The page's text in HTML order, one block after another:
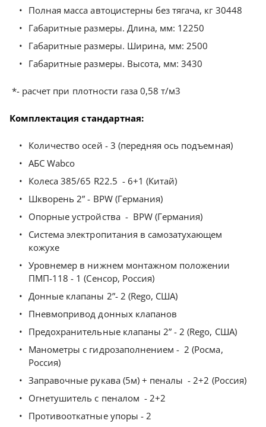
Полная масса автоцистерны без тягача, кг 30448
Габаритные размеры. Длина, мм: 12250
Габаритные размеры. Ширина, мм: 2500
Габаритные размеры. Высота, мм: 3430
*- расчет при плотности газа 0,58 т/м3
Комплектация стандартная:
Количество осей - 3 (передняя ось подъемная)
АБС Wabco
Колеса 385/65 R22.5 - 6+1 (Китай)
Шкворень 2” - BPW (Германия)
Опорные устройства - BPW (Германия)
Система электропитания в самозатухающем
кожухе
Уровнемер в нижнем монтажном положении
ПМП-118 - 1 (Сенсор, Россия)
Донные клапаны 2”- 2 (Rego, США)
Пневмопривод донных клапанов
Предохранительные клапаны 2” - 2 (Rego, США)
Манометры с гидрозаполнением - 2 (Росма,
Россия)
Заправочные рукава (5м) + пеналы - 2+2 (Россия)
Огнетушитель с пеналом - 2+2
Противооткатные упоры - 2